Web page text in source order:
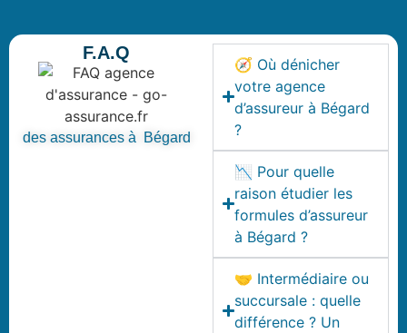
F.A.Q
des assurances à Bégard
🧭 Où dénicher
votre agence
d’assureur à Bégard
?
📉 Pour quelle
raison étudier les
formules d’assureur
à Bégard ?
🤝 Intermédiaire ou
succursale : quelle
différence ? Un